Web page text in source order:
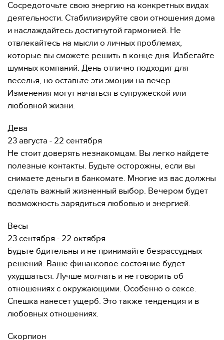
Сосредоточьте свою энергию на конкретных видах
деятельности. Стабилизируйте свои отношения дома
и наслаждайтесь достигнутой гармонией. Не
отвлекайтесь на мысли о личных проблемах,
которые вы сможете решить в конце дня. Избегайте
шумных компаний. День отлично подходит для
веселья, но оставьте эти эмоции на вечер.
Изменения могут начаться в супружеской или
любовной жизни.
Дева
23 августа - 22 сентября
Не стоит доверять незнакомцам. Вы легко найдете
полезные контакты. Будьте осторожны, если вы
снимаете деньги в банкомате. Многие из вас должны
сделать важный жизненный выбор. Вечером будет
возможность зарядиться любовью и энергией.
Весы
23 сентября - 22 октября
Будьте бдительны и не принимайте безрассудных
решений. Ваше финансовое состояние будет
ухудшаться. Лучше молчать и не говорить об
отношениях с окружающими. Особенно о сексе.
Спешка нанесет ущерб. Это также тенденция и в
любовных отношениях.
Скорпион